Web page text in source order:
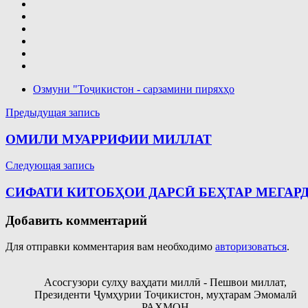
Озмуни "Тоҷикистон - сарзамини пиряхҳо
Навигация
по
Предыдущая запись
ОМИЛИ МУАРРИФИИ МИЛЛАТ
Следующая запись
СИФАТИ КИТОБҲОИ ДАРСӢ БЕҲТАР
Добавить комментарий
Для отправки комментария вам необходимо авторизоваться.
Асосгузори сулҳу ваҳдати миллӣ - Пешвои миллат,
Президенти Ҷумҳурии Тоҷикистон, муҳтарам Эмомалӣ